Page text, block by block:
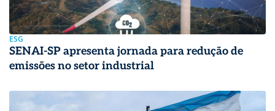
ESG
SENAI-SP apresenta jornada para redução de
emissões no setor industrial